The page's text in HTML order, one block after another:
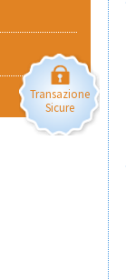
Transazione
Sicure